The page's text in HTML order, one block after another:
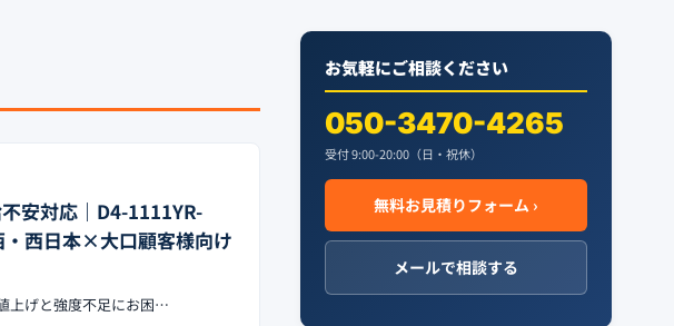
安対応｜D4-1111YR-
西日本×大口顧客様向け
上げと強度不足にお困…
お気軽にご相談ください
050-3470-4265
受付 9:00-20:00（日・祝休）
無料お見積りフォーム ›
メールで相談する